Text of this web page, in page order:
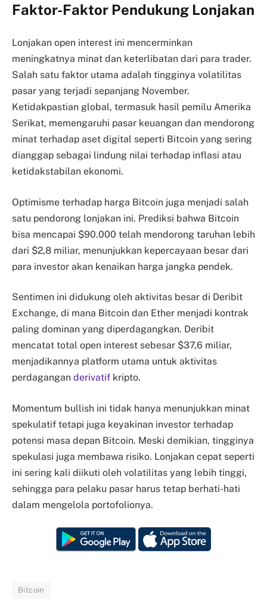
Faktor-Faktor Pendukung Lonjakan
Lonjakan open interest ini mencerminkan
meningkatnya minat dan keterlibatan dari para trader.
Salah satu faktor utama adalah tingginya volatilitas
pasar yang terjadi sepanjang November.
Ketidakpastian global, termasuk hasil pemilu Amerika
Serikat, memengaruhi pasar keuangan dan mendorong
minat terhadap aset digital seperti Bitcoin yang sering
dianggap sebagai lindung nilai terhadap inflasi atau
ketidakstabilan ekonomi.
Optimisme terhadap harga Bitcoin juga menjadi salah
satu pendorong lonjakan ini. Prediksi bahwa Bitcoin
bisa mencapai $90.000 telah mendorong taruhan lebih
dari $2,8 miliar, menunjukkan kepercayaan besar dari
para investor akan kenaikan harga jangka pendek.
Sentimen ini didukung oleh aktivitas besar di Deribit
Exchange, di mana Bitcoin dan Ether menjadi kontrak
paling dominan yang diperdagangkan. Deribit
mencatat total open interest sebesar $37,6 miliar,
menjadikannya platform utama untuk aktivitas
perdagangan derivatif kripto.
Momentum bullish ini tidak hanya menunjukkan minat
spekulatif tetapi juga keyakinan investor terhadap
potensi masa depan Bitcoin. Meski demikian, tingginya
spekulasi juga membawa risiko. Lonjakan cepat seperti
ini sering kali diikuti oleh volatilitas yang lebih tinggi,
sehingga para pelaku pasar harus tetap berhati-hati
dalam mengelola portofolionya.
Bitcoin